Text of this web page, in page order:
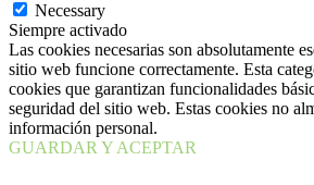
Necessary
Siempre activado
Las cookies necesarias son absolutamente
sitio web funcione correctamente. Esta
cookies que garantizan funcionalidades
seguridad del sitio web. Estas cookies no
información personal.
GUARDAR Y ACEPTAR